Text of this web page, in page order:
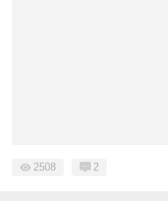
2508 2